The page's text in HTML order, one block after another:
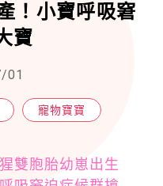
！小寶呼吸窘
寶
01
寵物寶寶
雙胞胎幼崽出生